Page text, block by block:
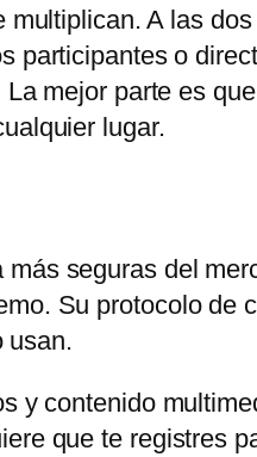
A las
participantes o
mejor parte es
lugar.
seguras del
Su protocolo
usan.
y contenido
que te registres